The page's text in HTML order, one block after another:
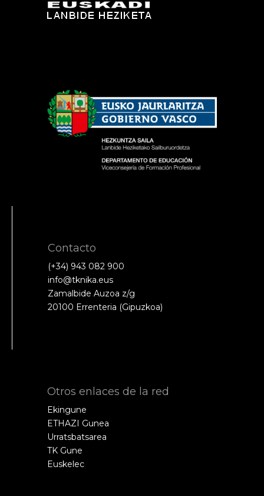
Contacto
(+34) 943 082 900
info@tknika.eus
Zamalbide Auzoa z/g
20100 Errenteria (Gipuzkoa)
Otros enlaces de la red
Ekingune
ETHAZI Gunea
Urratsbatsarea
TK Gune
Euskelec